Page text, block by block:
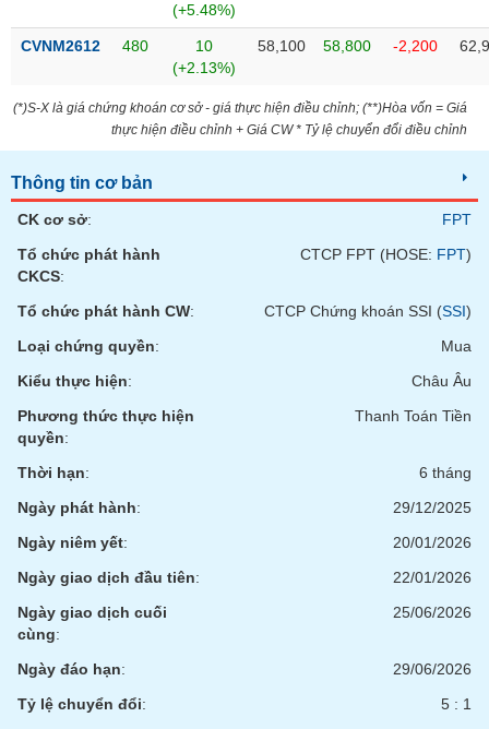
(+5.48%)
CVNM2612 480
10
(+2.13%)
58,100 58,800 -2,200
(*)S-X là giá chứng khoán cơ sở - giá thực hiện điều chỉnh; (**)Hòa vốn = Giá
thực hiện điều chỉnh + Giá CW * Tỷ lệ chuyển đổi điều chỉnh
Thông tin cơ bản
CK cơ sở:
FPT
Tổ chức phát hành
CKCS:
CTCP FPT (HOSE: FPT)
Tổ chức phát hành CW: CTCP Chứng khoán SSI (SSI)
Loại chứng quyền:
Mua
Kiểu thực hiện:
Châu Âu
Phương thức thực hiện
quyền:
Thanh Toán Tiền
Thời hạn:
6 tháng
Ngày phát hành:
29/12/2025
Ngày niêm yết:
20/01/2026
Ngày giao dịch đầu tiên:
22/01/2026
Ngày giao dịch cuối
cùng:
25/06/2026
Ngày đáo hạn:
29/06/2026
Tỷ lệ chuyển đổi: 5 : 1
Truyền
thông
Dữ
liệu
chính